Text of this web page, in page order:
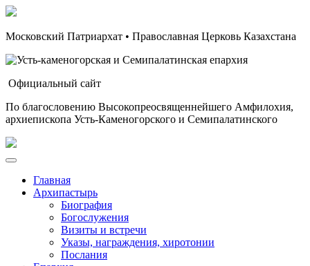
Московский Патриархат • Православная Церковь Казахстана
Официальный сайт
По благословению Высокопреосвященнейшего Амфилохия,
архиепископа Усть-Каменогорского и Семипалатинского
Главная
Архипастырь
Биография
Богослужения
Визиты и встречи
Указы, награждения, хиротонии
Послания